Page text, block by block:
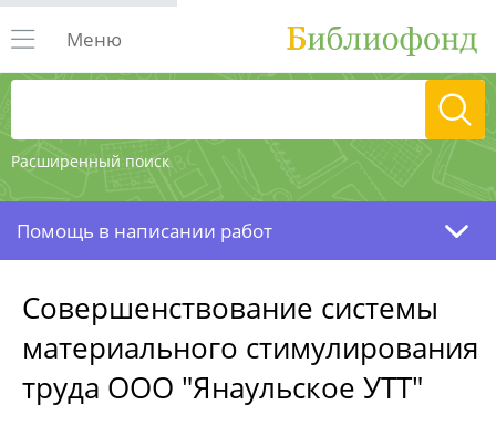
Расширенный поиск
Меню
Помощь в написании работ
Совершенствование системы
материального стимулирования
труда ООО "Янаульское УТТ"